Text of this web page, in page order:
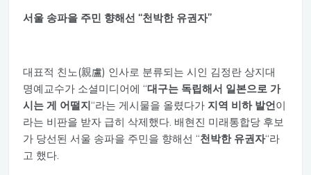
서울 송파을 주민 향해선 “천박한 유권자”
대표적 친노(親盧) 인사로 분류되는 시인 김정란 상지대
명예교수가 소셜미디어에 “대구는 독립해서 일본으로 가
시는 게 어떨지“라는 게시물을 올렸다가 지역 비하 발언이
라는 비판을 받자 급히 삭제했다. 배현진 미래통합당 후보
가 당선된 서울 송파을 주민을 향해선 “천박한 유권자“라
고 했다.